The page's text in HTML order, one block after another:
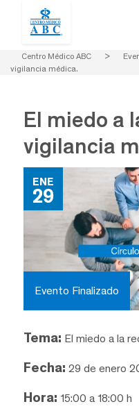
Centro Médico ABC >
vigilancia médica.
El miedo a
vigilancia
ENE
29
Evento Finalizado
Tema: El miedo a la
Fecha: 29 de enero
Hora: 15:00 a 18:00 h